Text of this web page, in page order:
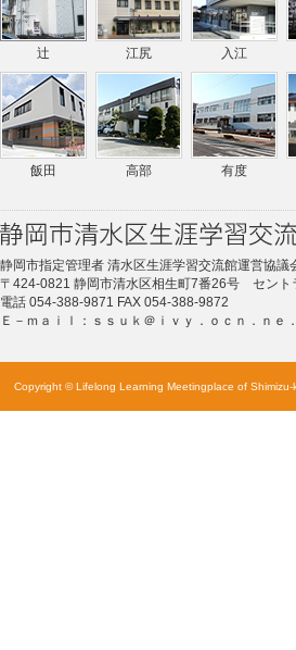
辻 江尻 入江
飯田 高部 有度
静岡市指定管理者 清水区生涯学習交流館運営協議
〒424-0821 静岡市清水区相生町7番26号 セント
電話 054-388-9871 FAX 054-388-9872
Ｅ－ｍａｉｌ：ｓｓｕｋ＠ｉｖｙ．ｏｃｎ．ｎｅ
Copyright © Lifelong Learning Meetingplace of Shimizu-